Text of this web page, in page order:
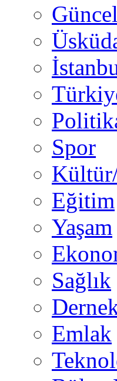
Güncel
Spor
Eğitim
Yaşam
Sağlık
Emlak